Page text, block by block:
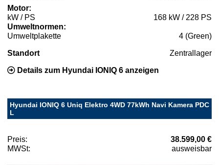
Motor:
kW / PS
168 kW / 228 PS
Umweltnormen:
Umweltplakette
4 (Green)
Standort Zentrallager
Details zum Hyundai IONIQ 6 anzeigen
Hyundai IONIQ 6 Uniq Elektro 4WD 77kWh Navi Kamera PDC
L
Preis:
38.599,00 €
MWSt:
ausweisbar